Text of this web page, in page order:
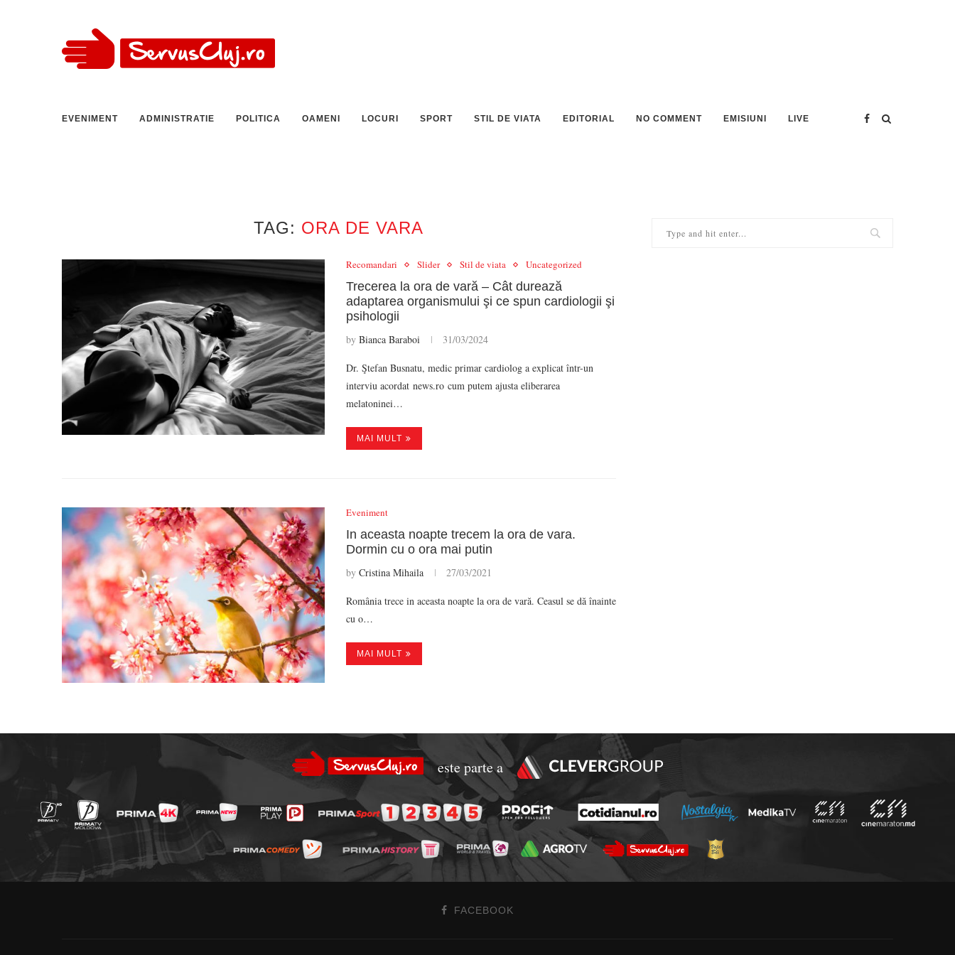
EVENIMENT ADMINISTRATIE POLITICA OAMENI LOCURI SPORT STIL DE VIATA EDITORIAL NO COMMENT EMISIUNI LIVE
TAG: ORA DE VARA
Recomandari Slider Stil de viata Uncategorized
Trecerea la ora de vară – Cât durează
adaptarea organismului şi ce spun cardiologii şi
psihologii
by Bianca Baraboi 31/03/2024
Dr. Ştefan Busnatu, medic primar cardiolog a explicat într-un
interviu acordat news.ro cum putem ajusta eliberarea
melatoninei…
MAI MULT
Eveniment
In aceasta noapte trecem la ora de vara.
Dormin cu o ora mai putin
by Cristina Mihaila 27/03/2021
România trece in aceasta noapte la ora de vară. Ceasul se dă înainte
cu o…
MAI MULT
este parte a
FACEBOOK